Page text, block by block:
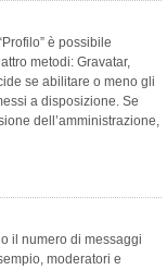
è possibile
metodi: Gravatar,
se abilitare o meno gli
a disposizione. Se
dell’amministrazione,
il numero di messaggi
moderatori e